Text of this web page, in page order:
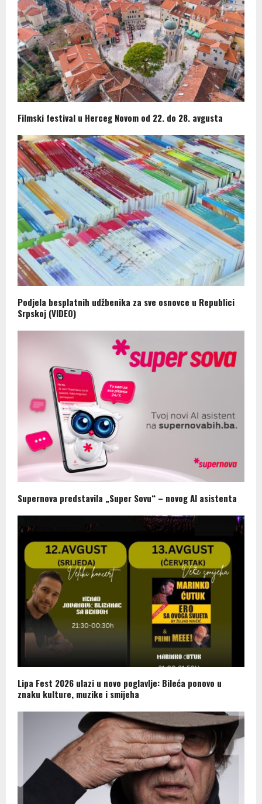
Filmski festival u Herceg Novom od 22. do 28. avgusta
Podjela besplatnih udžbenika za sve osnovce u Republici
Srpskoj (VIDEO)
Supernova predstavila „Super Sovu“ – novog AI asistenta
Lipa Fest 2026 ulazi u novo poglavlje: Bileća ponovo u
znaku kulture, muzike i smijeha